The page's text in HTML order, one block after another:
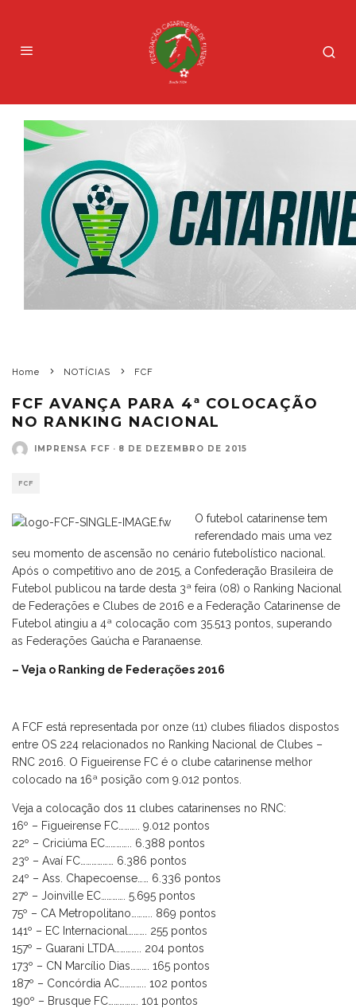
Home NOTÍCIAS FCF
FCF AVANÇA PARA 4ª COLOCAÇÃO
NO RANKING NACIONAL
IMPRENSA FCF · 8 DE DEZEMBRO DE 2015
FCF
O futebol catarinense tem
referendado mais uma vez
seu momento de ascensão no cenário futebolístico nacional.
Após o competitivo ano de 2015, a Confederação Brasileira de
Futebol publicou na tarde desta 3ª feira (08) o Ranking Nacional
de Federações e Clubes de 2016 e a Federação Catarinense de
Futebol atingiu a 4ª colocação com 35.513 pontos, superando
as Federações Gaúcha e Paranaense.
– Veja o Ranking de Federações 2016
A FCF está representada por onze (11) clubes filiados dispostos
entre OS 224 relacionados no Ranking Nacional de Clubes –
RNC 2016. O Figueirense FC é o clube catarinense melhor
colocado na 16ª posição com 9.012 pontos.
Veja a colocação dos 11 clubes catarinenses no RNC:
16º – Figueirense FC……….. 9.012 pontos
22º – Criciúma EC………….. 6.388 pontos
23º – Avaí FC……………… 6.386 pontos
24º – Ass. Chapecoense…… 6.336 pontos
27º – Joinville EC…………. 5.695 pontos
75º – CA Metropolitano……….. 869 pontos
141º – EC Internacional………. 255 pontos
157º – Guarani LTDA………….. 204 pontos
173º – CN Marcílio Dias………. 165 pontos
187º – Concórdia AC………….. 102 pontos
190º – Brusque FC……………. 101 pontos